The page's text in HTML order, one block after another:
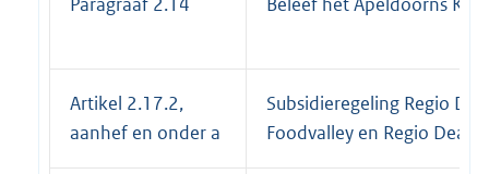
Artikel 2.17.2,
aanhef en onder a
Subsidieregeling Regio
Foodvalley en Regio Deal